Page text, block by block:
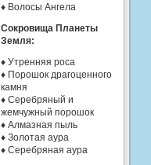
♦ Волосы Ангела
Сокровища Планеты
Земля:
♦ Утренняя роса
♦ Порошок драгоценного
камня
♦ Серебряный и
жемчужный порошок
♦ Алмазная пыль
♦ Золотая аура
♦ Серебряная аура